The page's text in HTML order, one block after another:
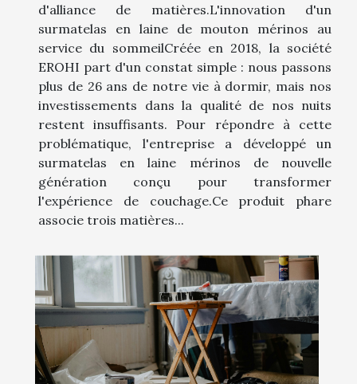
d'alliance de matières.L'innovation d'un
surmatelas en laine de mouton mérinos au
service du sommeilCréée en 2018, la société
EROHI part d'un constat simple : nous passons
plus de 26 ans de notre vie à dormir, mais nos
investissements dans la qualité de nos nuits
restent insuffisants. Pour répondre à cette
problématique, l'entreprise a développé un
surmatelas en laine mérinos de nouvelle
génération conçu pour transformer
l'expérience de couchage.Ce produit phare
associe trois matières...